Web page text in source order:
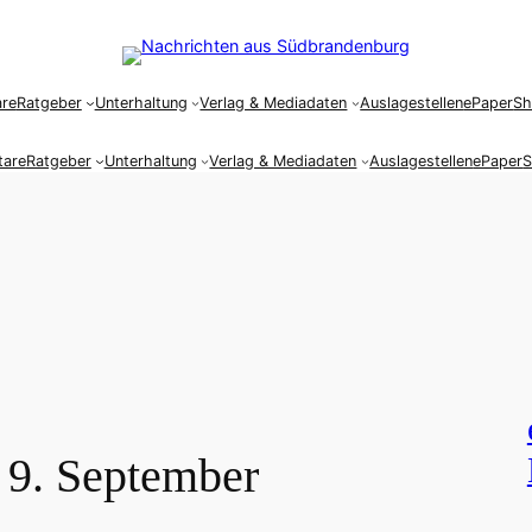
Ratgeber Unterhaltung Verlag & Mediadaten AuslagestellenePaper
Ratgeber Unterhaltung Verlag & Mediadaten AuslagestellenePaper
September